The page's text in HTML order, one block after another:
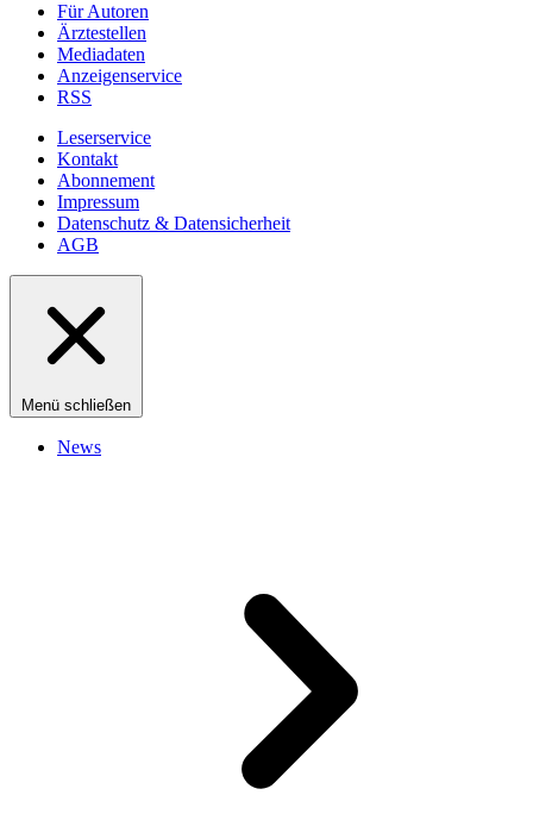
Für Autoren
Ärztestellen
Mediadaten
Anzeigenservice
RSS
Leserservice
Kontakt
Abonnement
Impressum
Datenschutz & Datensicherheit
AGB
Menü schließen
News